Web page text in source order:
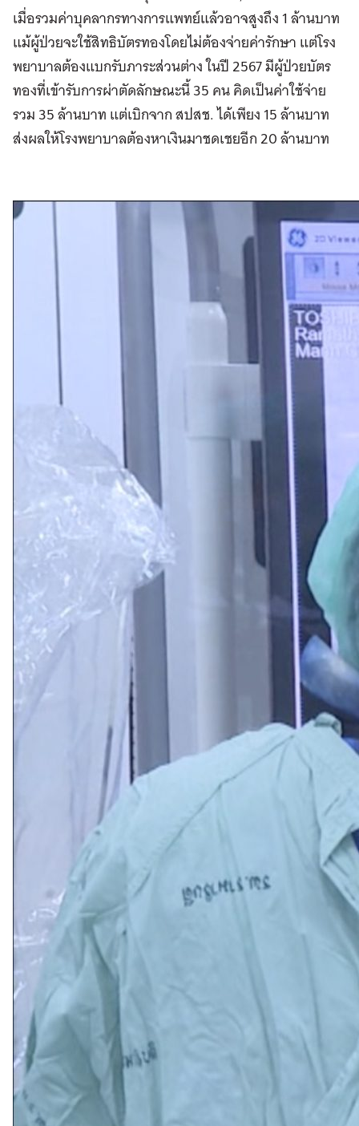
เมื่อรวมค่าบุคลากรทางการแพทย์แล้วอาจสูงถึง 1 ล้านบาท
แม้ผู้ป่วยจะใช้สิทธิบัตรทองโดยไม่ต้องจ่ายค่ารักษา แต่โรง
พยาบาลต้องแบกรับภาระส่วนต่าง ในปี 2567 มีผู้ป่วยบัตร
ทองที่เข้ารับการผ่าตัดลักษณะนี้ 35 คน คิดเป็นค่าใช้จ่าย
รวม 35 ล้านบาท แต่เบิกจาก สปสช. ได้เพียง 15 ล้านบาท
ส่งผลให้โรงพยาบาลต้องหาเงินมาชดเชยอีก 20 ล้านบาท